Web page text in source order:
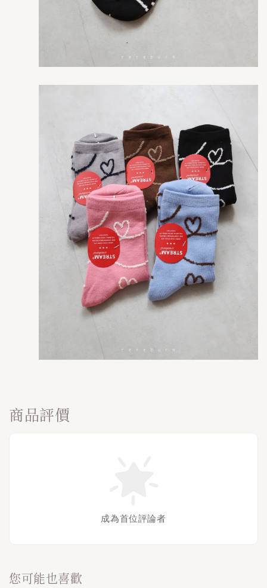
商品評價
成為首位評論者
您可能也喜歡